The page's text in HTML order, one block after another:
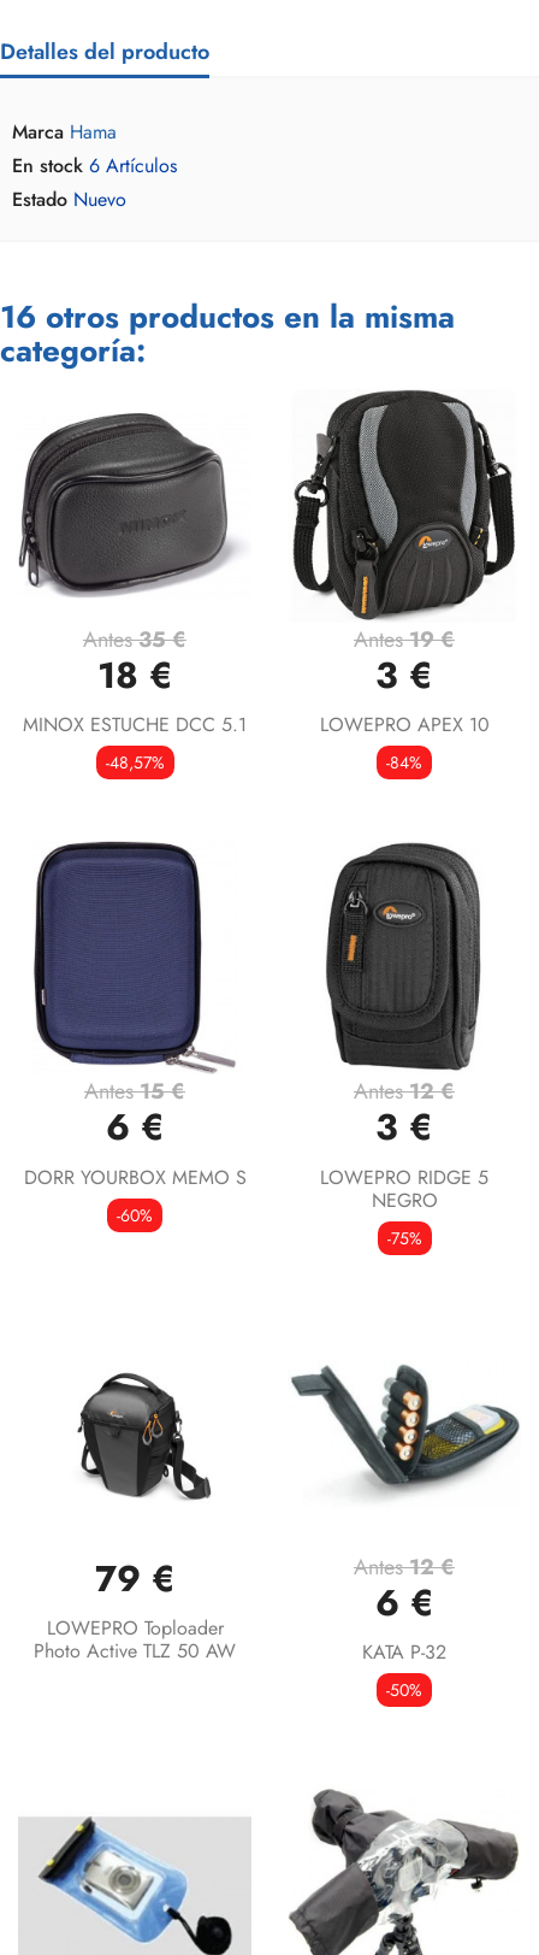
Detalles del producto
Marca Hama
En stock 6 Artículos
Estado Nuevo
16 otros productos en la misma
categoría:
Antes35 €
18 €
MINOX ESTUCHE DCC 5.1
-48,57%
Antes19 €
3 €
LOWEPRO APEX 10
-84%
Antes15 €
6 €
DORR YOURBOX MEMO S
-60%
Antes12 €
3 €
LOWEPRO RIDGE 5
NEGRO
-75%
79 €
LOWEPRO Toploader
Photo Active TLZ 50 AW
Antes12 €
6 €
KATA P-32
-50%